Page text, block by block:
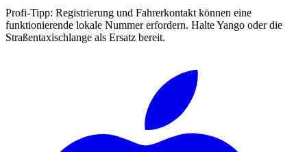
Profi-Tipp: Registrierung und Fahrerkontakt können eine
funktionierende lokale Nummer erfordern. Halte Yango oder die
Straßentaxischlange als Ersatz bereit.